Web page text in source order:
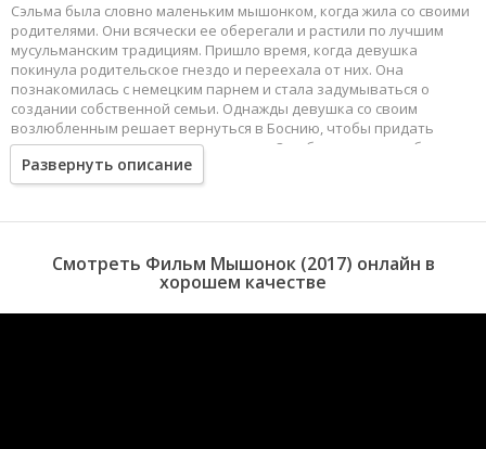
Сэльма была словно маленьким мышонком, когда жила со своими
родителями. Они всячески ее оберегали и растили по лучшим
мусульманским традициям. Пришло время, когда девушка
покинула родительское гнездо и переехала от них. Она
познакомилась с немецким парнем и стала задумываться о
создании собственной семьи. Однажды девушка со своим
возлюбленным решает вернуться в Боснию, чтобы придать
останки своих родственников земле. Они были жестоко убиты
кровожадными сербами. Но до места назначения молодые люди
так и не доехали.
Вокруг местность буквально усеяна минами. Неожиданно
помощь. Кто они и что им действительно нужно от молодых
людей? На этот вопрос должны ответить Сэльма и ее бойфренд
Развернуть описание
Смотреть Фильм Мышонок (2017) онлайн в
хорошем качестве